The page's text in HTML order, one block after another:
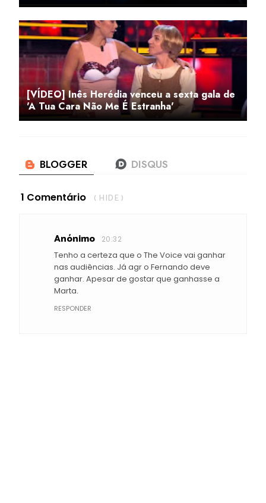
[VÍDEO] Inês Herédia venceu a sexta gala de
'A Tua Cara Não Me É Estranha'
1 Comentário ( HIDE )
Anónimo 20:32
Tenho a certeza que o The Voice vai ganhar
nas audiências. Já agr o Fernando deve
ganhar. Apesar de gostar que ganhasse a
Marta.
RESPONDER